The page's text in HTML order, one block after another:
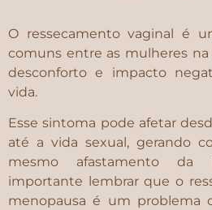
O ressecamento vaginal é
comuns entre as mulheres
desconforto e impacto
vida.
Esse sintoma pode afetar
até a vida sexual, gerando
mesmo afastamento da
importante lembrar que o
menopausa é um problema